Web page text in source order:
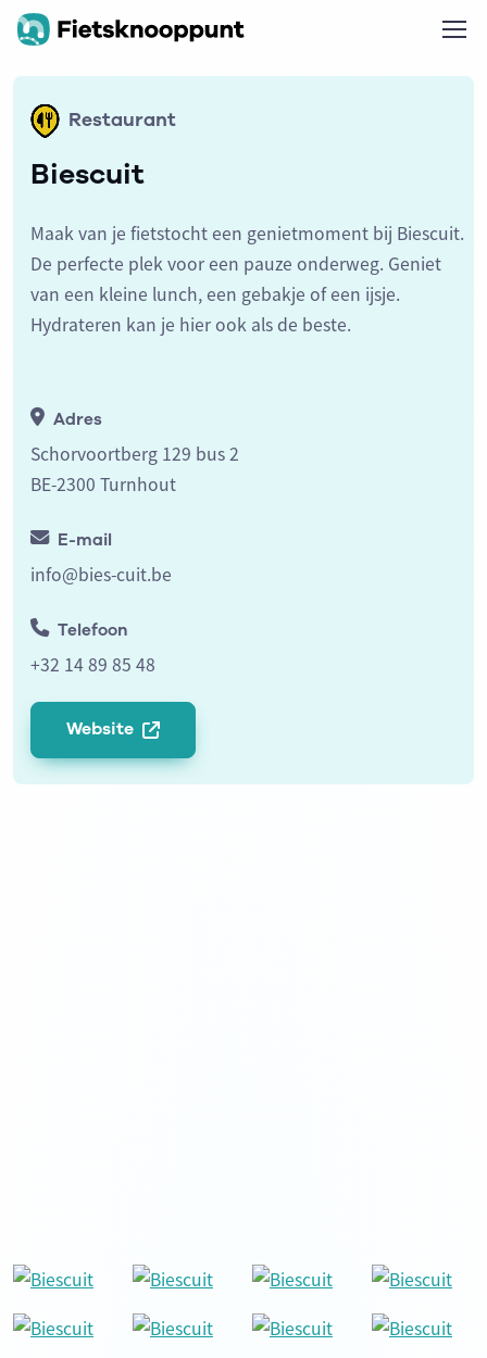
Restaurant
Biescuit
Maak van je fietstocht een genietmoment bij Biescuit.
De perfecte plek voor een pauze onderweg. Geniet
van een kleine lunch, een gebakje of een ijsje.
Hydrateren kan je hier ook als de beste.
Adres
Schorvoortberg 129 bus 2
BE-2300 Turnhout
E-mail
info@bies-cuit.be
Telefoon
+32 14 89 85 48
Website